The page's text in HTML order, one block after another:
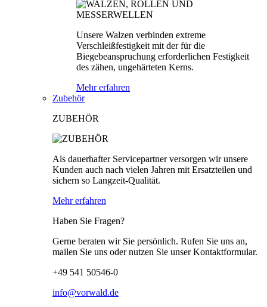
Unsere Walzen verbinden extreme
Verschleißfestigkeit mit der für die
Biegebeanspruchung erforderlichen Festigkeit
des zähen, ungehärteten Kerns.
Mehr erfahren
Zubehör
ZUBEHÖR
Als dauerhafter Servicepartner versorgen wir unsere
Kunden auch nach vielen Jahren mit Ersatzteilen und
sichern so Langzeit-Qualität.
Mehr erfahren
Haben Sie Fragen?
Gerne beraten wir Sie persönlich. Rufen Sie uns an,
mailen Sie uns oder nutzen Sie unser Kontaktformular.
+49 541 50546-0
info@vorwald.de